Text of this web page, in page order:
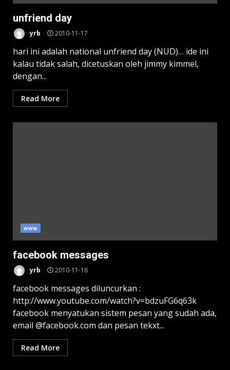
unfriend day
yrb 2010-11-17
hari ini adalah national unfriend day (NUD)… ide ini
kalau tidak salah, dicetuskan oleh jimmy kimmel,
dengan...
Read More
www
facebook messages
yrb 2010-11-16
facebook messages diluncurkan :
http://www.youtube.com/watch?v=bdzuFG6q63k
facebook menyatukan sistem pesan yang sudah ada,
email @facebook.com dan pesan tekxt...
Read More